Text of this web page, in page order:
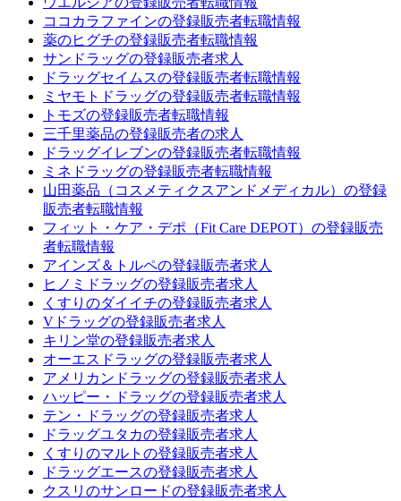
ココカラファインの登録販売者転職情報
薬のヒグチの登録販売者転職情報
サンドラッグの登録販売者求人
ドラッグセイムスの登録販売者転職情報
ミヤモトドラッグの登録販売者転職情報
トモズの登録販売者転職情報
三千里薬品の登録販売者の求人
ドラッグイレブンの登録販売者転職情報
ミネドラッグの登録販売者転職情報
山田薬品（コスメティクスアンドメディカル）の登録
販売者転職情報
フィット・ケア・デポ（Fit Care DEPOT）の登録販売
者転職情報
アインズ＆トルペの登録販売者求人
ヒノミドラッグの登録販売者求人
くすりのダイイチの登録販売者求人
Vドラッグの登録販売者求人
キリン堂の登録販売者求人
オーエスドラッグの登録販売者求人
アメリカンドラッグの登録販売者求人
ハッピー・ドラッグの登録販売者求人
テン・ドラッグの登録販売者求人
ドラッグユタカの登録販売者求人
くすりのマルトの登録販売者求人
ドラッグエースの登録販売者求人
クスリのサンロードの登録販売者求人